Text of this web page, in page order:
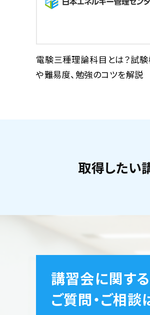
電験三種理論科目とは？試
や難易度、勉強のコツを解説
取得したい
講習会に関する
ご質問・ご相談